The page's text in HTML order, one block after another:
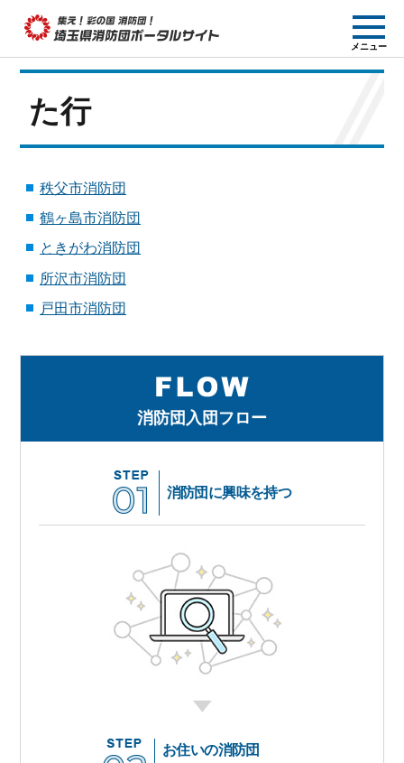
集え! 彩の国消防団!
埼玉県消防団ポー
タルサイト
メニュー
た行
秩父市消防団
鶴ヶ島市消防団
ときがわ消防団
所沢市消防団
戸田市消防団
消防団入団フロー
消防団に興味を持つ
お住いの消防団